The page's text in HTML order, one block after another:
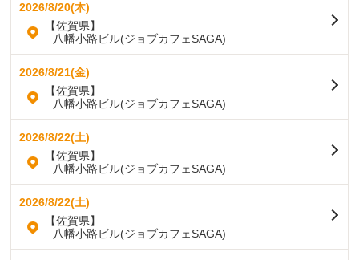
2026/8/20(木)
【佐賀県】
八幡小路ビル(ジョブカフェSAGA)
2026/8/21(金)
【佐賀県】
八幡小路ビル(ジョブカフェSAGA)
2026/8/22(土)
【佐賀県】
八幡小路ビル(ジョブカフェSAGA)
2026/8/22(土)
【佐賀県】
八幡小路ビル(ジョブカフェSAGA)